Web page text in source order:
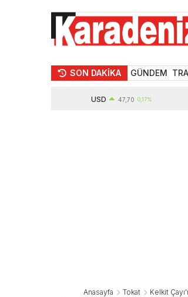
SON DAKİKA GÜNDEM
47,70 0,17%
Anasayfa Tokat Kelkit